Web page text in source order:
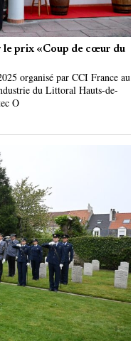
prix «Coup de cœur du
organisé par CCI France au
du Littoral Hauts-de-
O